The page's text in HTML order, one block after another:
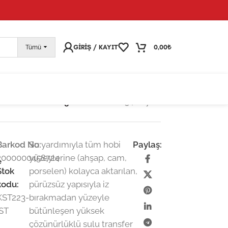
vermeye devam edebilirsiniz; tüm kargolarınız
Tümü GIRIŞ / KAYIT 0,00₺
No:
Su yardımıyla tüm hobi
yüzeylerine (ahşap, cam,
porselen) kolayca aktarılan,
pürüzsüz yapısıyla iz
bırakmadan yüzeyle
bütünleşen yüksek
çözünürlüklü sulu transfer
Paylaş: